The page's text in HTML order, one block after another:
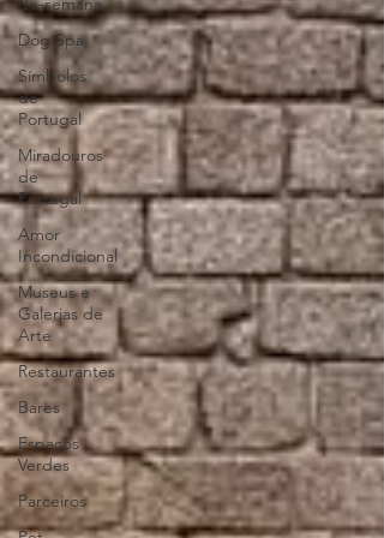
Dog Spa
Símbolos
de
Portugal
Miradouros
de
Portugal
Amor
Incondicional
Museus e
Galerias de
Arte
Restaurantes
Bares
Espaços
Verdes
Parceiros